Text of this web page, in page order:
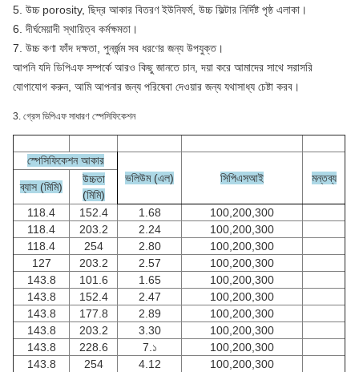
5. উচ্চ porosity, ছিদ্র আকার বিতরণ ইউনিফর্ম, উচ্চ ফিল্টার নির্দিষ্ট পৃষ্ঠ এলাকা।
6. দীর্ঘমেয়াদী স্থায়িত্ব কর্মক্ষমতা।
7. উচ্চ কণা ফাঁদ দক্ষতা, পুনর্জন্ম সব ধরণের জন্য উপযুক্ত।
আপনি যদি ডিপিএফ সম্পর্কে আরও কিছু জানতে চান, দয়া করে আমাদের সাথে সরাসরি
যোগাযোগ করুন, আমি আপনার জন্য পরিষেবা দেওয়ার জন্য যথাসাধ্য চেষ্টা করব।
3. গ্রেস ডিপিএফ সাধারণ স্পেসিফিকেশন
স্পেসিফিকেশন আকার
ভলিউম (এল)
সিপিএসআই মন্তব্য
ব্যাস (মিমি)
উচ্চতা
(মিমি)
118.4
152.4 1.68
100,200,300
118.4
203.2 2.24
100,200,300
118.4
254 2.80
100,200,300
127
203.2 2.57
100,200,300
143.8
101.6 1.65
100,200,300
143.8
152.4 2.47
100,200,300
143.8
177.8 2.89
100,200,300
143.8
203.2 3.30
100,200,300
143.8
228.6 7.১
100,200,300
143.8
254 4.12
100,200,300